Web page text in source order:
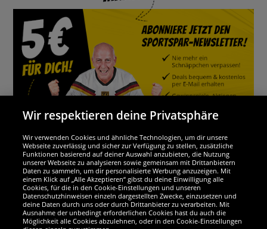
Wir sind ausgezeichnet
Wir respektieren deine Privatsphäre
Wir verwenden Cookies und ähnliche Technologien, um dir unsere
Webseite zuverlässig und sicher zur Verfügung zu stellen, zusätzliche
Funktionen basierend auf deiner Auswahl anzubieten, die Nutzung
unserer Webseite zu analysieren sowie gemeinsam mit Drittanbietern
Daten zu sammeln, um dir personalisierte Werbung anzuzeigen. Mit
einem Klick auf „Alle Akzeptieren“ gibst du deine Einwilligung alle
Cookies, für die in den Cookie-Einstellungen und unseren
Datenschutzhinweisen einzeln dargestellten Zwecke, einzusetzen und
deine Daten durch uns oder durch Drittanbieter zu verarbeiten. Mit
Ausnahme der unbedingt erforderlichen Cookies hast du auch die
Möglichkeit alle Cookies abzulehnen, oder in den Cookie-Einstellungen